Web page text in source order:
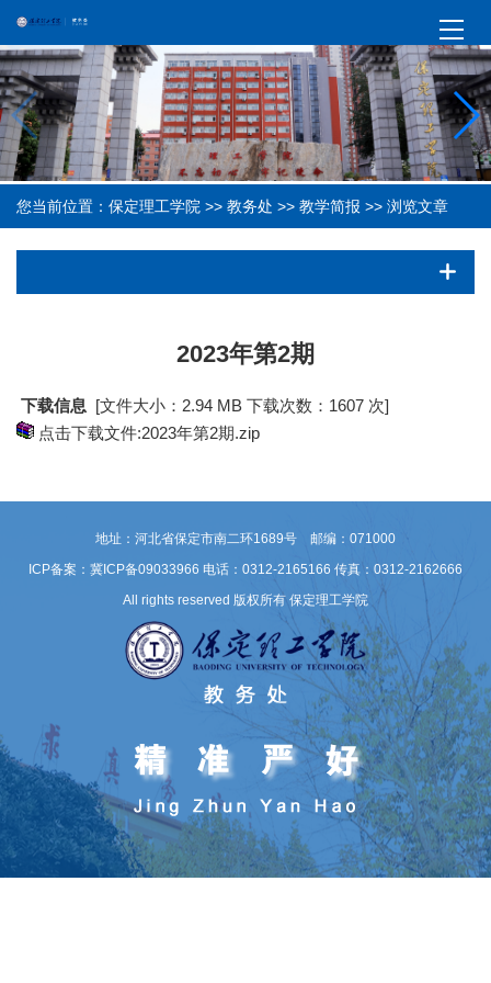
您当前位置： 保定理工学院 >> 教务处 >> 教学简报 >> 浏览文章
2023年第2期
下载信息 [文件大小：2.94 MB 下载次数： 1607 次]
点击下载文件:2023年第2期.zip
地址：河北省保定市南二环1689号 邮编：071000
ICP备案：冀ICP备09033966 电话：0312-2165166 传真：0312-2162666
All rights reserved 版权所有 保定理工学院